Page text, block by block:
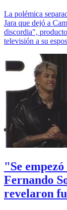
La polémica
Jara que dejó a
discordia",
televisión a su
"Se
Fernando
revelaron